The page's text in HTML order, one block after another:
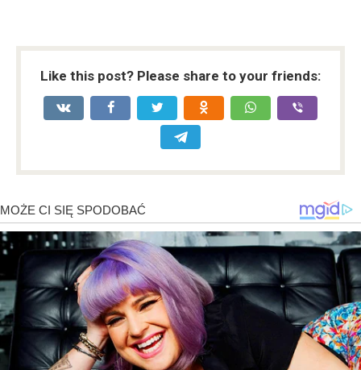
Like this post? Please share to your friends: